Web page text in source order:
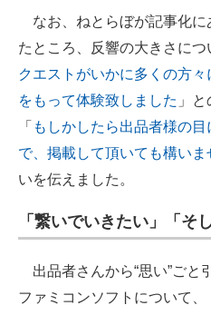
なお、ねとらぼが記事化に
たところ、反響の大きさにつ
クエストがいかに多くの方
をもって体験致しました 」
「 もしかしたら出品者様の
で、掲載して頂いても構いま
いを伝えました。
「繋いでいきたい」「そ
出品者さんから“思い”ごと
ファミコンソフトについて、